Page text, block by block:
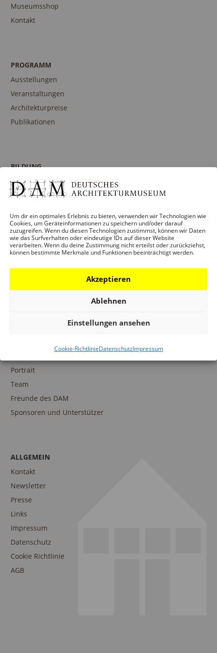
Um dir ein optimales Erlebnis zu bieten, verwenden wir Technologien wie
Cookies, um Geräteinformationen zu speichern und/oder darauf
zuzugreifen. Wenn du diesen Technologien zustimmst, können wir Daten
wie das Surfverhalten oder eindeutige IDs auf dieser Website
verarbeiten. Wenn du deine Zustimmung nicht erteilst oder zurückziehst,
können bestimmte Merkmale und Funktionen beeinträchtigt werden.
Akzeptieren
Ablehnen
Einstellungen ansehen
Cookie-RichtlinieDatenschutzImpressum
Museumsshop
Kontakt
PROGRAMM
Ausstellungen
Veranstaltungen
Architekturpreise
Publikationen
BILDUNG
Programm
Führungen und Touren
Ansprechpartner
SAMMLUNGEN
Portrait
Team
Freunde des DAM
Sponsoren und Unterstützer
ALLGEMEIN
Kontakt
Newsletter
Presse
Links
Impressum
Datenschutz
Cookie Richtlinie
AGB